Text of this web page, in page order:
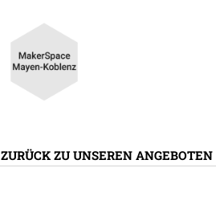
ZURÜCK ZU UNSEREN ANGEBOTEN